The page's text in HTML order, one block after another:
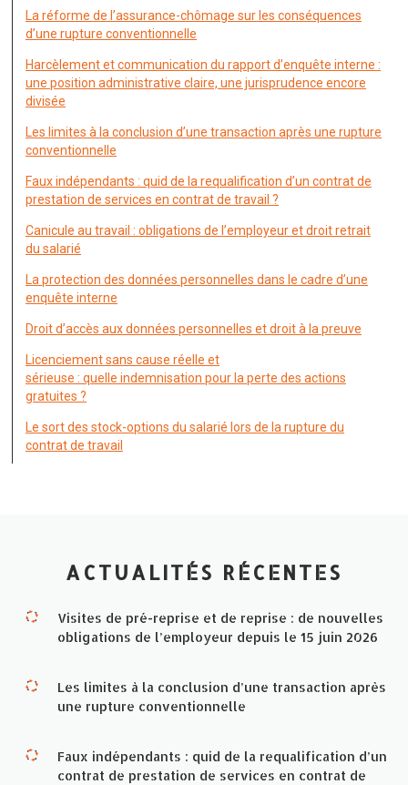
La réforme de l’assurance-chômage sur les conséquences
d’une rupture conventionnelle
Harcèlement et communication du rapport d’enquête interne :
une position administrative claire, une jurisprudence encore
divisée
Les limites à la conclusion d’une transaction après une rupture
conventionnelle
Faux indépendants : quid de la requalification d’un contrat de
prestation de services en contrat de travail ?
Canicule au travail : obligations de l’employeur et droit retrait
du salarié
La protection des données personnelles dans le cadre d’une
enquête interne
Droit d’accès aux données personnelles et droit à la preuve
Licenciement sans cause réelle et
sérieuse : quelle indemnisation pour la perte des actions
gratuites ?
Le sort des stock-options du salarié lors de la rupture du
contrat de travail
ACTUALITÉS RÉCENTES
Visites de pré-reprise et de reprise : de nouvelles
obligations de l’employeur depuis le 15 juin 2026
Les limites à la conclusion d’une transaction après
une rupture conventionnelle
Faux indépendants : quid de la requalification d’un
contrat de prestation de services en contrat de